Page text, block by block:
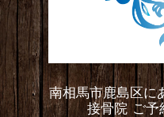
南相馬市鹿島区に
接骨院 ご予